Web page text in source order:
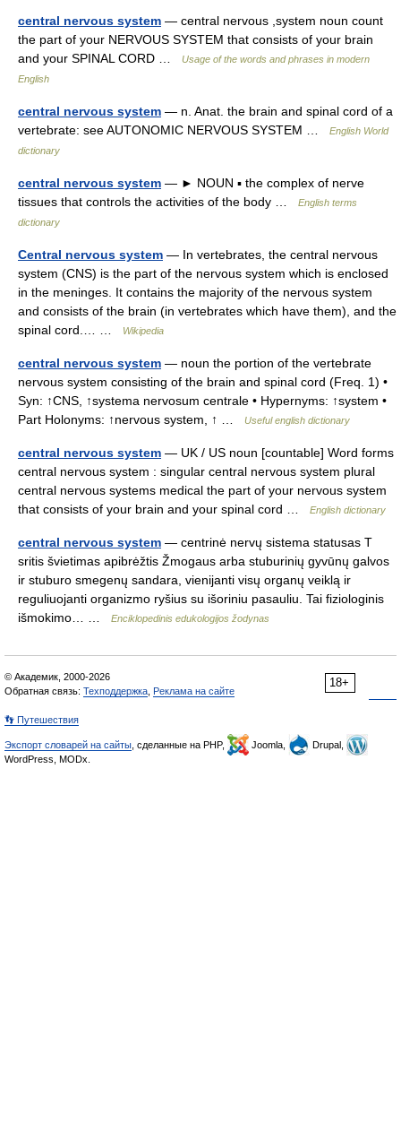
central nervous system — central nervous ,system noun count
the part of your NERVOUS SYSTEM that consists of your brain
and your SPINAL CORD …
Usage of the words and phrases in modern
English
central nervous system — n. Anat. the brain and spinal cord of a
vertebrate: see AUTONOMIC NERVOUS SYSTEM …
English World
dictionary
central nervous system — ► NOUN ▪ the complex of nerve
tissues that controls the activities of the body …
English terms
dictionary
Central nervous system — In vertebrates, the central nervous
system (CNS) is the part of the nervous system which is enclosed
in the meninges. It contains the majority of the nervous system
and consists of the brain (in vertebrates which have them), and the
spinal cord.… …
Wikipedia
central nervous system — noun the portion of the vertebrate
nervous system consisting of the brain and spinal cord (Freq. 1) •
Syn: ↑CNS, ↑systema nervosum centrale • Hypernyms: ↑system •
Part Holonyms: ↑nervous system, ↑ …
Useful english dictionary
central nervous system — UK / US noun [countable] Word forms
central nervous system : singular central nervous system plural
central nervous systems medical the part of your nervous system
that consists of your brain and your spinal cord …
English dictionary
central nervous system — centrinė nervų sistema statusas T
sritis švietimas apibrėžtis Žmogaus arba stuburinių gyvūnų galvos
ir stuburo smegenų sandara, vienijanti visų organų veiklą ir
reguliuojanti organizmo ryšius su išoriniu pasauliu. Tai fiziologinis
išmokimo… …
Enciklopedinis edukologijos žodynas
18+
© Академик, 2000-2026
Обратная связь: Техподдержка Реклама на сайте
👣 Путешествия
Экспорт словарей на сайты , сделанные на PHP, Joomla,
Drupal,
WordPress, MODx.